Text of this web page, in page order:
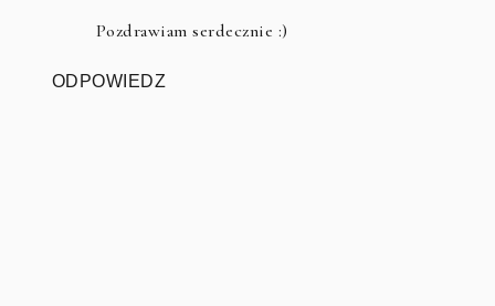
Pozdrawiam serdecznie :)
ODPOWIEDZ